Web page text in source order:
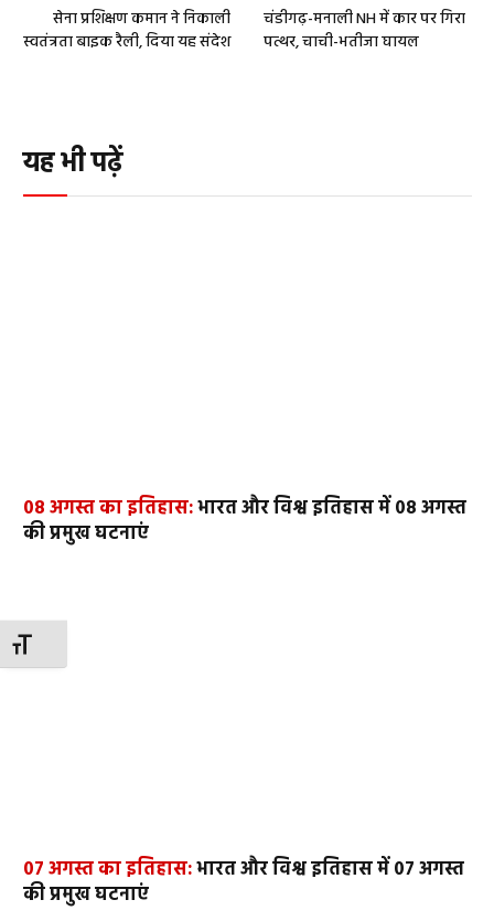
TOGGLE FONT SIZE
सेना प्रशिक्षण कमान ने निकाली
स्वतंत्रता बाइक रैली, दिया यह संदेश
चंडीगढ़-मनाली NH में कार पर गिरा
पत्थर, चाची-भतीजा घायल
यह भी पढ़ें
08 अगस्त का इतिहास:भारत और विश्व इतिहास में 08 अगस्त
की प्रमुख घटनाएं
07 अगस्त का इतिहास:भारत और विश्व इतिहास में 07 अगस्त
की प्रमुख घटनाएं